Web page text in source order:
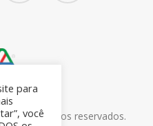
os direitos reservados.
para
você